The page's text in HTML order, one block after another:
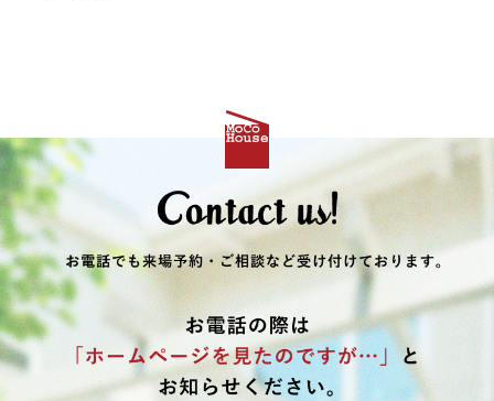
2025年09月 (1)
2025年08月 (4)
2025年07月 (3)